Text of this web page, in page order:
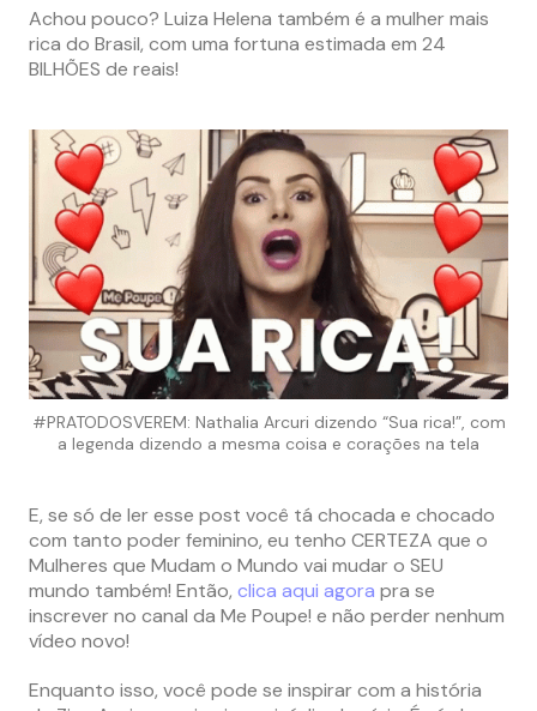
Achou pouco? Luiza Helena também é a mulher mais
rica do Brasil, com uma fortuna estimada em 24
BILHÕES de reais!
#PRATODOSVEREM: Nathalia Arcuri dizendo “Sua rica!”, com
a legenda dizendo a mesma coisa e corações na tela
E, se só de ler esse post você tá chocada e chocado
com tanto poder feminino, eu tenho CERTEZA que o
Mulheres que Mudam o Mundo vai mudar o SEU
mundo também! Então, clica aqui agora pra se
inscrever no canal da Me Poupe! e não perder nenhum
vídeo novo!
Enquanto isso, você pode se inspirar com a história